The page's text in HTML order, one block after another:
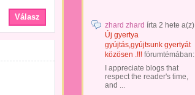
Válasz
zhard zhard írta 2 hete a(z)
Új gyertya
gyújtás,gyújtsunk gyertyát
közösen .!!! fórumtémában:
I appreciate blogs that
respect the reader's time,
and ...